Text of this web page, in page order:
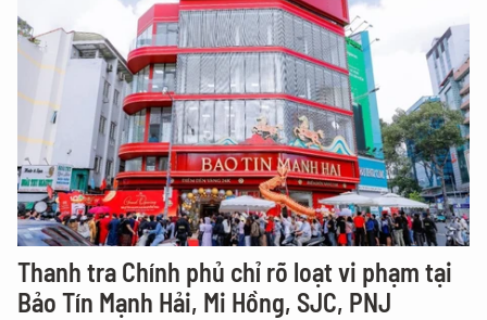
Thanh tra Chính phủ chỉ rõ loạt vi phạm tại
Bảo Tín Mạnh Hải, Mi Hồng, SJC, PNJ